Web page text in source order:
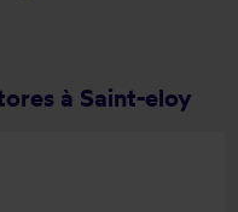
à Saint-eloy